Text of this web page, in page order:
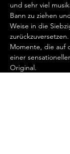
und sehr viel
Bann zu ziehen
Weise in die
Momente, die auf
einer
Original.